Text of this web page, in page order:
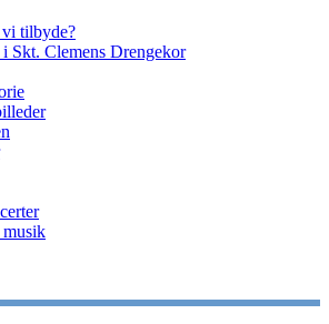
tilbyde?
i Skt. Clemens Drengekor